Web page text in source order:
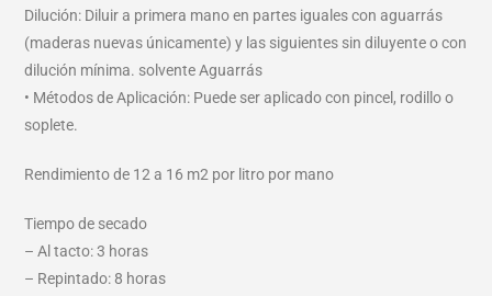
Dilución: Diluir a primera mano en partes iguales con aguarrás
(maderas nuevas únicamente) y las siguientes sin diluyente o con
dilución mínima. solvente Aguarrás
• Métodos de Aplicación: Puede ser aplicado con pincel, rodillo o
soplete.
Rendimiento de 12 a 16 m2 por litro por mano
Tiempo de secado
– Al tacto: 3 horas
– Repintado: 8 horas